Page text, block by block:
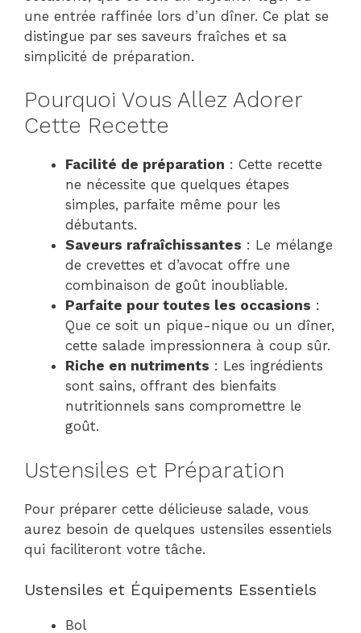
une entrée raffinée lors d’un dîner. Ce plat se
distingue par ses saveurs fraîches et sa
simplicité de préparation.
Pourquoi Vous Allez Adorer
Cette Recette
Facilité de préparation : Cette recette
ne nécessite que quelques étapes
simples, parfaite même pour les
débutants.
Saveurs rafraîchissantes : Le mélange
de crevettes et d’avocat offre une
combinaison de goût inoubliable.
Parfaite pour toutes les occasions :
Que ce soit un pique-nique ou un dîner,
cette salade impressionnera à coup sûr.
Riche en nutriments : Les ingrédients
sont sains, offrant des bienfaits
nutritionnels sans compromettre le
goût.
Ustensiles et Préparation
Pour préparer cette délicieuse salade, vous
aurez besoin de quelques ustensiles essentiels
qui faciliteront votre tâche.
Ustensiles et Équipements Essentiels
Bol